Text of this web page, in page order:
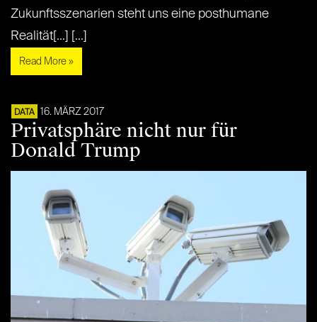
Zukunftsszenarien steht uns eine posthumane
Realität[...] [...]
Read More »
DATA 16. MÄRZ 2017
Privatsphäre nicht nur für
Donald Trump